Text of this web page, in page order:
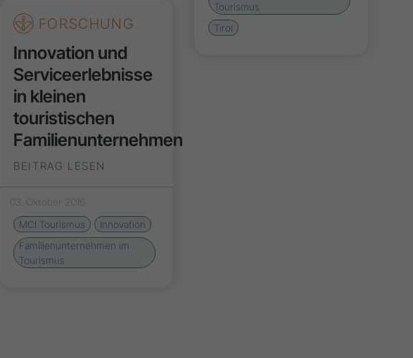
Tourismus
Tirol
FORSCHUNG
Innovation und
Serviceerlebnisse
in kleinen
touristischen
Familienunternehmen
BEITRAG LESEN
03. Oktober 2016
MCI Tourismus
Innovation
Familienunternehmen im
Tourismus